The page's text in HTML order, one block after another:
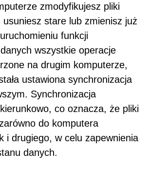
zmodyfikujesz pliki
usuniesz stare lub zmienisz już
funkcji
wszystkie operacje
na drugim komputerze,
ustawiona synchronizacja
Synchronizacja
co oznacza, że pliki
do komputera
i drugiego, w celu zapewnienia
danych.